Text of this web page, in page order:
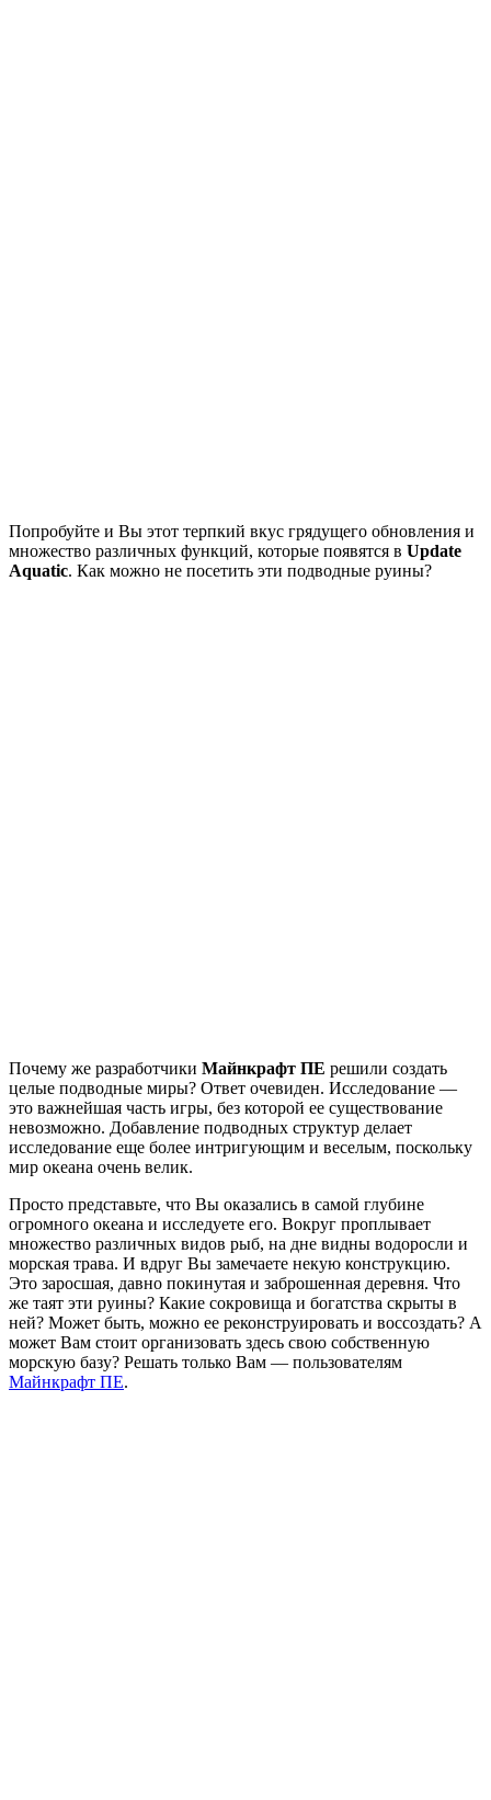
Попробуйте и Вы этот терпкий вкус грядущего обновления и
множество различных функций, которые появятся в Update
Aquatic. Как можно не посетить эти подводные руины?
Почему же разработчики Майнкрафт ПЕ решили создать
целые подводные миры? Ответ очевиден. Исследование —
это важнейшая часть игры, без которой ее существование
невозможно. Добавление подводных структур делает
исследование еще более интригующим и веселым, поскольку
мир океана очень велик.
Просто представьте, что Вы оказались в самой глубине
огромного океана и исследуете его. Вокруг проплывает
множество различных видов рыб, на дне видны водоросли и
морская трава. И вдруг Вы замечаете некую конструкцию.
Это заросшая, давно покинутая и заброшенная деревня. Что
же таят эти руины? Какие сокровища и богатства скрыты в
ней? Может быть, можно ее реконструировать и воссоздать? А
может Вам стоит организовать здесь свою собственную
морскую базу? Решать только Вам — пользователям
Майнкрафт ПЕ.